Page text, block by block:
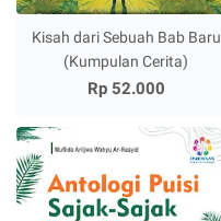
Kisah dari Sebuah Bab Baru
(Kumpulan Cerita)
Rp 52.000